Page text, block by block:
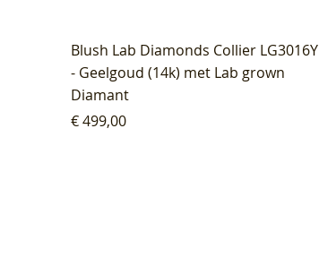
Blush Lab Diamonds Collier LG3016Y
- Geelgoud (14k) met Lab grown
Diamant
Prijs
€ 499,00